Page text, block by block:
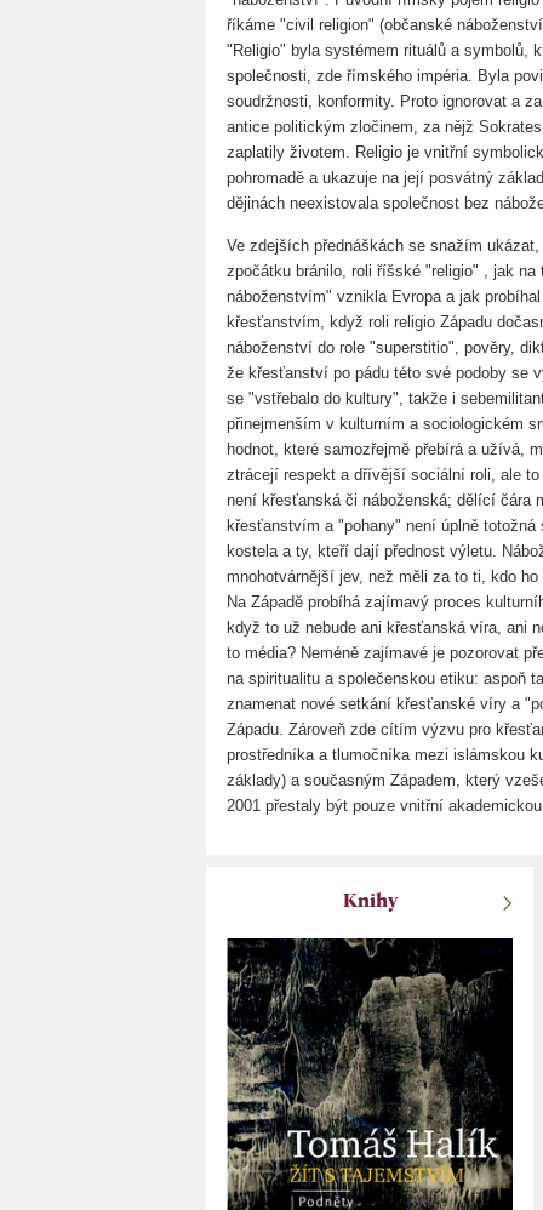
říkáme "civil religion" (občanské
"Religio" byla systémem rituálů a symbolů,
společnosti, zde římského impéria. Byla
soudržnosti, konformity. Proto ignorovat a
antice politickým zločinem, za nějž
zaplatily životem. Religio je vnitřní
pohromadě a ukazuje na její posvátný
dějinách neexistovala společnost bez
Ve zdejších přednáškách se snažím
zpočátku bránilo, roli říšské "religio" , jak
náboženstvím" vznikla Evropa a jak
křesťanstvím, když roli religio Západu
náboženství do role "superstitio", pověry,
že křesťanství po pádu této své podoby se
se "vstřebalo do kultury", takže i
přinejmenším v kulturním a sociologickém
hodnot, které samozřejmě přebírá a užívá,
ztrácejí respekt a dřívější sociální roli, ale
není křesťanská či náboženská; dělící čára
křesťanstvím a "pohany" není úplně
kostela a ty, kteří dají přednost výletu.
mnohotvárnější jev, než měli za to ti, kdo
Na Západě probíhá zajímavý proces
když to už nebude ani křesťanská víra, ani
to média? Neméně zajímavé je pozorovat
na spiritualitu a společenskou etiku: aspoň
znamenat nové setkání křesťanské víry a
Západu. Zároveň zde cítím výzvu pro
prostředníka a tlumočníka mezi islámskou
základy) a současným Západem, který
2001 přestaly být pouze vnitřní
Knihy